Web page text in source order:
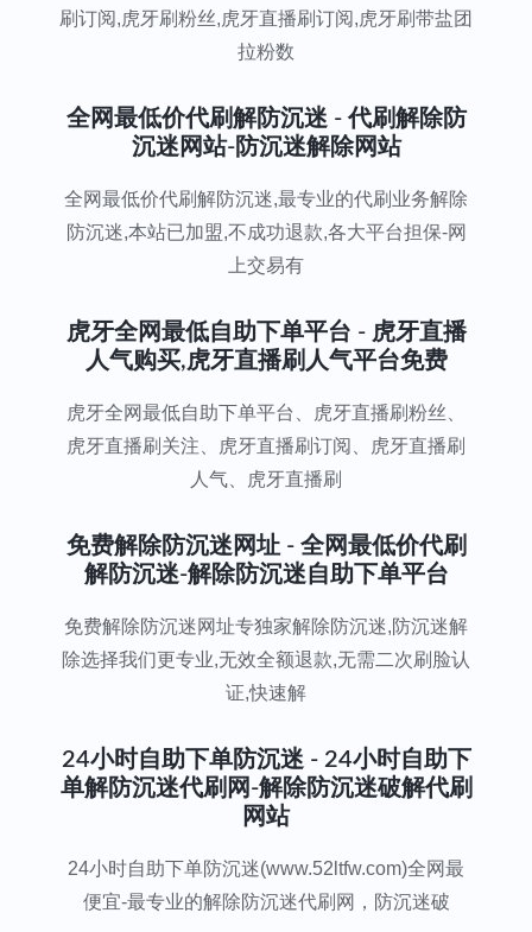
刷订阅,虎牙刷粉丝,虎牙直播刷订阅,虎牙刷带盐团
拉粉数
全网最低价代刷解防沉迷 - 代刷解除防
沉迷网站-防沉迷解除网站
全网最低价代刷解防沉迷,最专业的代刷业务解除
防沉迷,本站已加盟,不成功退款,各大平台担保-网
上交易有
虎牙全网最低自助下单平台 - 虎牙直播
人气购买,虎牙直播刷人气平台免费
虎牙全网最低自助下单平台、虎牙直播刷粉丝、
虎牙直播刷关注、虎牙直播刷订阅、虎牙直播刷
人气、虎牙直播刷
免费解除防沉迷网址 - 全网最低价代刷
解防沉迷-解除防沉迷自助下单平台
免费解除防沉迷网址专独家解除防沉迷,防沉迷解
除选择我们更专业,无效全额退款,无需二次刷脸认
证,快速解
24小时自助下单防沉迷 - 24小时自助下
单解防沉迷代刷网-解除防沉迷破解代刷
网站
24小时自助下单防沉迷(www.52ltfw.com)全网最
便宜-最专业的解除防沉迷代刷网，防沉迷破